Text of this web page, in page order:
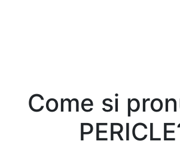
Come si